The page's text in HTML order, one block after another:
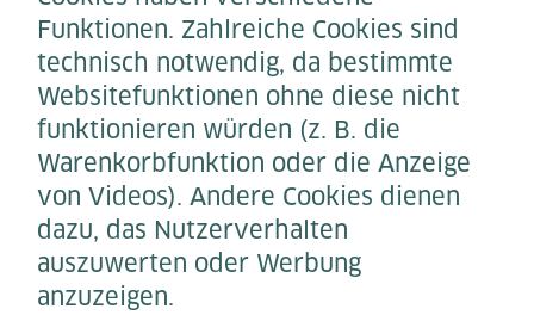
Funktionen. Zahlreiche Cookies sind
technisch notwendig, da bestimmte
Websitefunktionen ohne diese nicht
funktionieren würden (z. B. die
Warenkorbfunktion oder die Anzeige
von Videos). Andere Cookies dienen
dazu, das Nutzerverhalten
auszuwerten oder Werbung
anzuzeigen.